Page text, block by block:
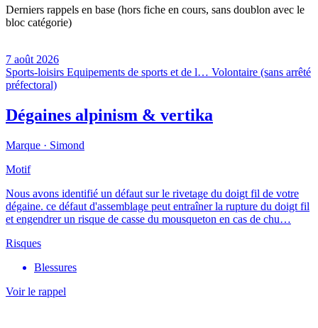
Derniers rappels en base (hors fiche en cours, sans doublon avec le
bloc catégorie)
7 août 2026
Sports-loisirs Equipements de sports et de l… Volontaire (sans arrêté
préfectoral)
Dégaines alpinism & vertika
Marque · Simond
Motif
Nous avons identifié un défaut sur le rivetage du doigt fil de votre
dégaine. ce défaut d'assemblage peut entraîner la rupture du doigt fil
et engendrer un risque de casse du mousqueton en cas de chu…
Risques
Blessures
Voir le rappel